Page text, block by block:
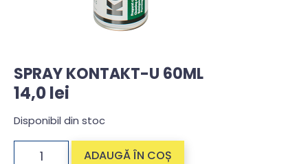
SPRAY KONTAKT-U 60ML
14,0lei
Disponibil din stoc
ADAUGĂ ÎN COȘ